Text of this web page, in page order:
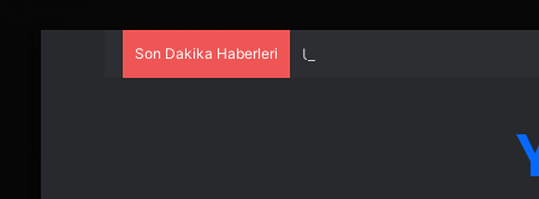
Son Dakika Haberleri UETDS Nedir ? Uetds.com İle